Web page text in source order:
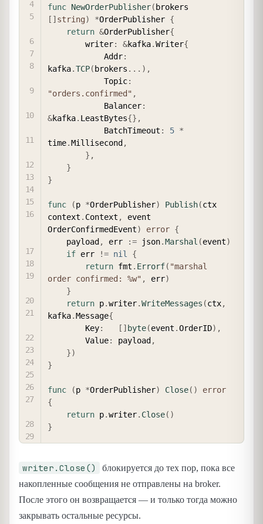
func NewOrderPublisher(
[ ] string) *OrderPublisher {
return &OrderPublisher{
        writer
: &kafka.Writer{
            Addr
:
kafka.TCP( brokers ... ) ,
            Topic
:
"orders.confirmed" ,
            Balancer
:
&kafka. LeastBytes{} ,
            BatchTimeout
: 5 *
time.Millisecond ,
} ,
}
}
func (p *OrderPublisher) Publish(ctx
context . Context ,
event
OrderConfirmedEvent) error {
    payload
, err := json.Marshal (event)
if err != nil
{
return fmt . Errorf( "marshal
order confirmed: %w" , err)
}
return p.writer.WriteMessages (ctx,
kafka.Message{
        Key
: [ ] byte(event .OrderID) ,
        Value
: payload ,
})
}
func (p *OrderPublisher) Close( )
error
{
return p.writer. Close( )
}
writer.Close()
блокируется до тех пор, пока все
накопленные сообщения не отправлены на broker.
После этого он возвращается — и только тогда можно
закрывать остальные ресурсы.